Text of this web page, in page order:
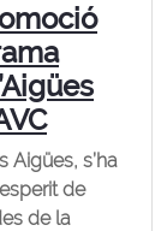
Aigües, s’ha
de
de la